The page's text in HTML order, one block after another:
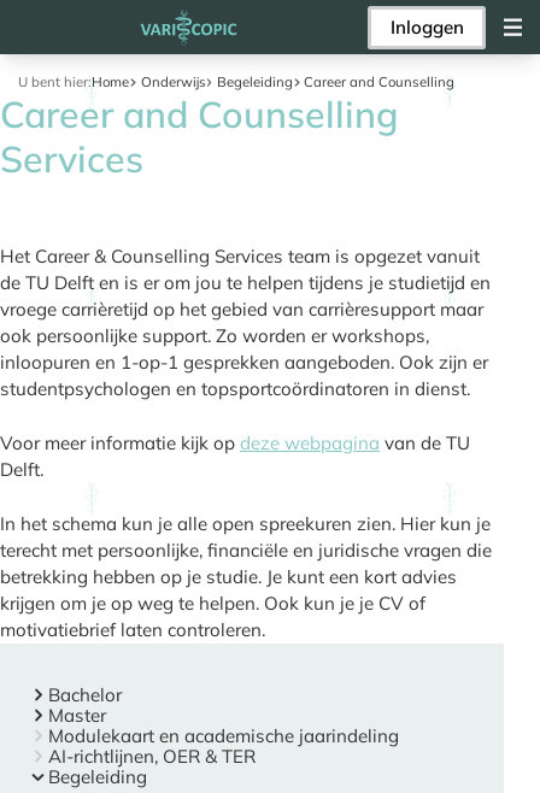
Inloggen
U bent hier:Home Onderwijs Begeleiding Career and Counselling
Career and Counselling
Services
Het Career & Counselling Services team is opgezet vanuit
de TU Delft en is er om jou te helpen tijdens je studietijd en
vroege carrièretijd op het gebied van carrièresupport maar
ook persoonlijke support. Zo worden er workshops,
inloopuren en 1-op-1 gesprekken aangeboden. Ook zijn er
studentpsychologen en topsportcoördinatoren in dienst.
Voor meer informatie kijk op deze webpagina van de TU
Delft.
In het schema kun je alle open spreekuren zien. Hier kun je
terecht met persoonlijke, financiële en juridische vragen die
betrekking hebben op je studie. Je kunt een kort advies
krijgen om je op weg te helpen. Ook kun je je CV of
motivatiebrief laten controleren.
Bachelor
Master
Modulekaart en academische jaarindeling
AI-richtlijnen, OER & TER
Begeleiding